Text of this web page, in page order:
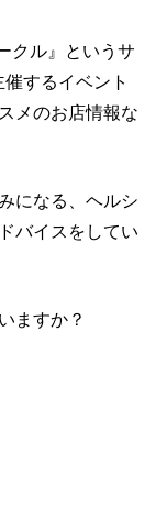
クル』というサ
するイベント
メのお店情報な
になる、ヘルシ
バイスをしてい
ますか？